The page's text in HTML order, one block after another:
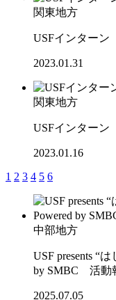
関東地方
USFインター
2023.01.31
関東地方
USFインター
2023.01.16
1 2 3 4 5 6
中部地方
USF presents “
by SMBC 活動
2025.07.05